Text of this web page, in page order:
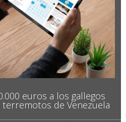
euros a los gallegos
de Venezuela